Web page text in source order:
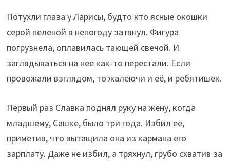
Потухли глаза у Ларисы, будто кто ясные окошки
серой пеленой в непогоду затянул. Фигура
погрузнела, оплавилась тающей свечой. И
заглядываться на неё как-то перестали. Если
провожали взглядом, то жалеючи и её, и ребятишек.
Первый раз Славка поднял руку на жену, когда
младшему, Сашке, было три года. Избил её,
приметив, что вытащила она из кармана его
зарплату. Даже не избил, а тряхнул, грубо схватив за